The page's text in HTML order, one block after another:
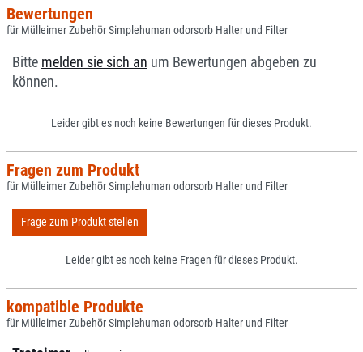
Bewertungen
für Mülleimer Zubehör Simplehuman odorsorb Halter und Filter
Bitte melden sie sich an um Bewertungen abgeben zu
können.
Leider gibt es noch keine Bewertungen für dieses Produkt.
Fragen zum Produkt
für Mülleimer Zubehör Simplehuman odorsorb Halter und Filter
Frage zum Produkt stellen
Leider gibt es noch keine Fragen für dieses Produkt.
kompatible Produkte
für Mülleimer Zubehör Simplehuman odorsorb Halter und Filter